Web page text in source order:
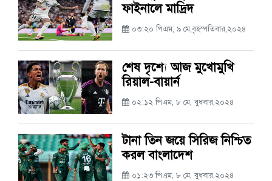
ফাইনালে মাদ্রিদ
০৩:২০ পিএম, ৯ মে,বৃহস্পতিবার,২০২৪
শেষ দৃশ্যে আজ মুখোমুখি
রিয়াল-বায়ার্ন
০২:১২ পিএম, ৮ মে, বুধবার,২০২৪
টানা তিন জয়ে সিরিজ নিশ্চিত
করল বাংলাদেশ
০১:২৩ পিএম, ৮ মে, বুধবার,২০২৪